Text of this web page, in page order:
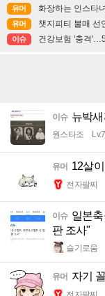
유머 화장하는 인스타
유머 챗지피티 불매 선
이슈 건강보험 '충격
이슈 뉴박
원스타조
유머 12살
전자팔찌
이슈 일본
판 조사"
슬기로움
유머 자기